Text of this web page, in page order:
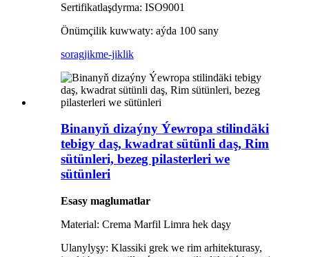
Sertifikatlaşdyrma: ISO9001
Önümçilik kuwwaty: aýda 100 sany
soragjikme-jiklik
Binanyň dizaýny Ýewropa stilindäki
tebigy daş, kwadrat sütünli daş, Rim
sütünleri, bezeg pilasterleri we
sütünleri
Esasy maglumatlar
Material: Crema Marfil Limra hek daşy
Ulanylyşy: Klassiki grek we rim arhitekturasy,